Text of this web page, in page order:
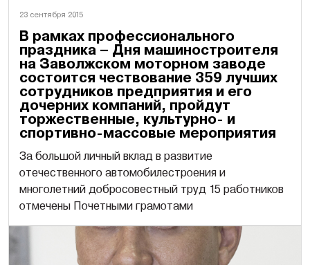
23 сентября 2015
В рамках профессионального
праздника – Дня машиностроителя
на Заволжском моторном заводе
состоится чествование 359 лучших
сотрудников предприятия и его
дочерних компаний, пройдут
торжественные, культурно- и
спортивно-массовые мероприятия
За большой личный вклад в развитие
отечественного автомобилестроения и
многолетний добросовестный труд 15 работников
отмечены Почетными грамотами